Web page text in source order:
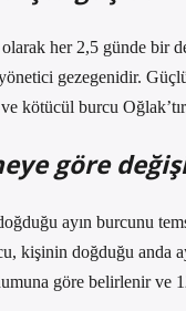
her 2,5 günde bir
gezegenidir.
kötücül burcu
göre
ayın burcunu
kişinin doğduğu anda
göre belirlenir ve